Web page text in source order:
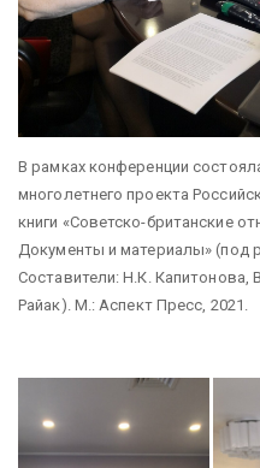
В рамках конференции
многолетнего проекта
книги «Советско-британские
Документы и материалы» (под
Составители: Н.К. Капитонова,
Райак). М.: Аспект Пресс, 2021.